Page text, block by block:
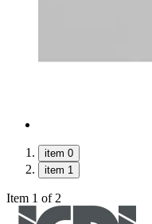
item 0
item 1
Item 1 of 2